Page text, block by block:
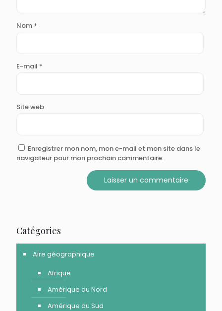
Nom *
E-mail *
Site web
Enregistrer mon nom, mon e-mail et mon site dans le
navigateur pour mon prochain commentaire.
Catégories
Aire géographique
Afrique
Amérique du Nord
Amérique du Sud